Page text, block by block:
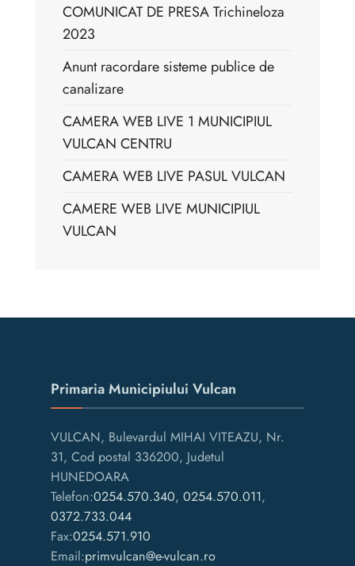
COMUNICAT DE PRESA Trichineloza
2023
Anunt racordare sisteme publice de
canalizare
CAMERA WEB LIVE 1 MUNICIPIUL
VULCAN CENTRU
CAMERA WEB LIVE PASUL VULCAN
CAMERE WEB LIVE MUNICIPIUL
VULCAN
Primaria Municipiului Vulcan
VULCAN, Bulevardul MIHAI VITEAZU, Nr.
31, Cod postal 336200, Judetul
HUNEDOARA
Telefon:0254.570.340, 0254.570.011,
0372.733.044
Fax:0254.571.910
Email:primvulcan@e-vulcan.ro